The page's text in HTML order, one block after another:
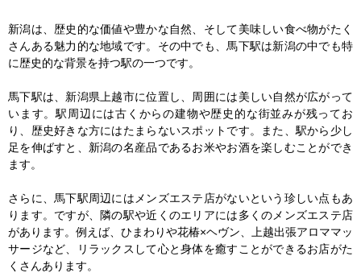
新潟は、歴史的な価値や豊かな自然、そして美味しい食べ物がたく
さんある魅力的な地域です。その中でも、馬下駅は新潟の中でも特
に歴史的な背景を持つ駅の一つです。
馬下駅は、新潟県上越市に位置し、周囲には美しい自然が広がって
います。駅周辺には古くからの建物や歴史的な街並みが残ってお
り、歴史好きな方にはたまらないスポットです。また、駅から少し
足を伸ばすと、新潟の名産品であるお米やお酒を楽しむことができ
ます。
さらに、馬下駅周辺にはメンズエステ店がないという珍しい点もあ
ります。ですが、隣の駅や近くのエリアには多くのメンズエステ店
があります。例えば、ひまわりや花椿×ヘヴン、上越出張アロママッ
サージなど、リラックスして心と身体を癒すことができるお店がた
くさんあります。